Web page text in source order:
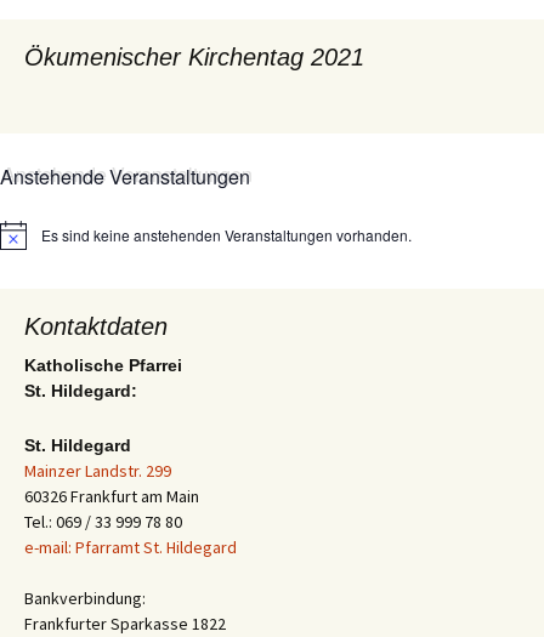
Ökumenischer Kirchentag 2021
Anstehende Veranstaltungen
HinweisEs sind keine anstehenden Veranstaltungen vorhanden.
Kontaktdaten
Katholische Pfarrei
St. Hildegard:
St. Hildegard
Mainzer Landstr. 299
60326 Frankfurt am Main
Tel.: 069 / 33 999 78 80
e-mail: Pfarramt St. Hildegard
Bankverbindung:
Frankfurter Sparkasse 1822